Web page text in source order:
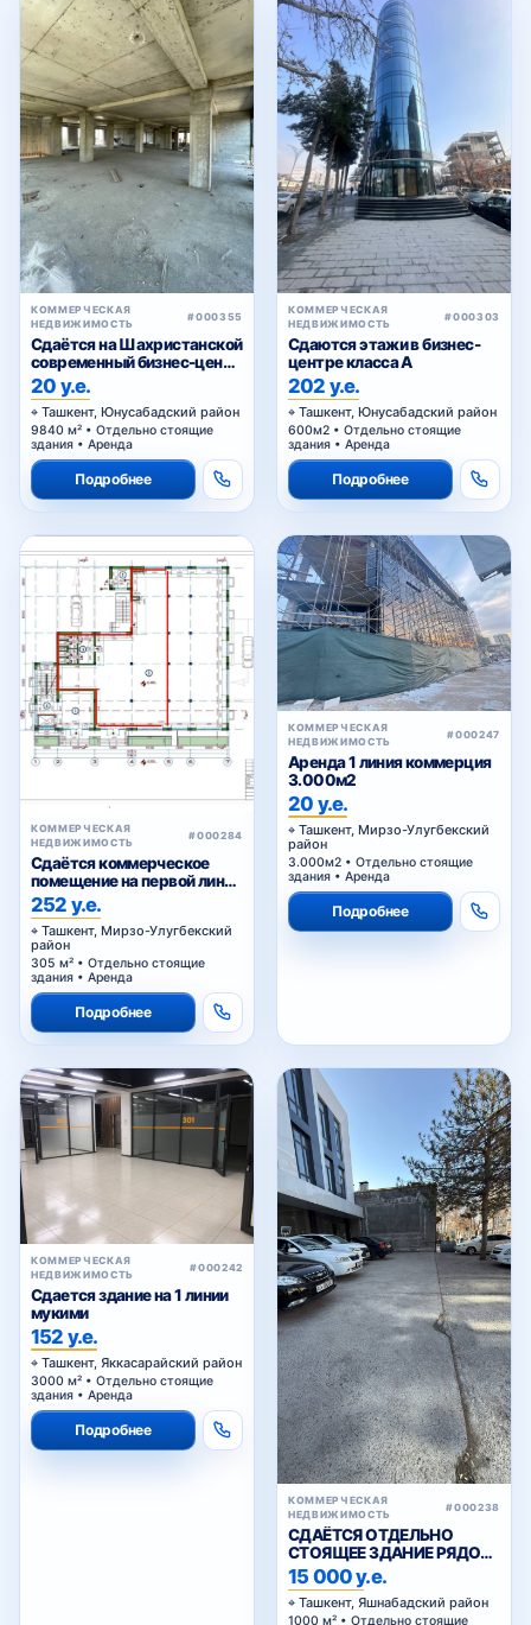
КОММЕРЧЕСКАЯ
НЕДВИЖИМОСТЬ
#000355
Сдаётся на Шахристанской
современный бизнес-центр
в аренду
20 у.е.
Ташкент, Юнусабадский район
9840 м² • Отдельно стоящие
здания • Аренда
Подробнее
КОММЕРЧЕСКАЯ
НЕДВИЖИМОСТЬ
#000303
Сдаются этажи в бизнес-
центре класса A
202 у.е.
Ташкент, Юнусабадский район
600м2 • Отдельно стоящие
здания • Аренда
Подробнее
КОММЕРЧЕСКАЯ
НЕДВИЖИМОСТЬ
#000284
Сдаётся коммерческое
помещение на первой линии
Сайрам
252 у.е.
Ташкент, Мирзо-Улугбекский
район
305 м² • Отдельно стоящие
здания • Аренда
Подробнее
КОММЕРЧЕСКАЯ
НЕДВИЖИМОСТЬ
#000247
Аренда 1 линия коммерция
3.000м2
20 у.е.
Ташкент, Мирзо-Улугбекский
район
3.000м2 • Отдельно стоящие
здания • Аренда
Подробнее
КОММЕРЧЕСКАЯ
НЕДВИЖИМОСТЬ
#000242
Сдается здание на 1 линии
мукими
152 у.е.
Ташкент, Яккасарайский район
3000 м² • Отдельно стоящие
здания • Аренда
Подробнее
КОММЕРЧЕСКАЯ
НЕДВИЖИМОСТЬ
#000238
СДАЁТСЯ ОТДЕЛЬНО
СТОЯЩЕЕ ЗДАНИЕ РЯДОМ
С ЖИГУЛИ БАР
15 000 у.е.
Ташкент, Яшнабадский район
1000 м² • Отдельно стоящие